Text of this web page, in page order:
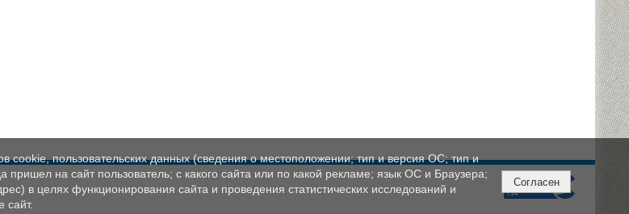
cookie, пользовательских данных (сведения о местоположении; тип и версия ОС; тип и
пришел на сайт пользователь; с какого сайта или по какой рекламе; язык ОС и Браузера;
в целях функционирования сайта и проведения статистических исследований и
сайт.
Согласен